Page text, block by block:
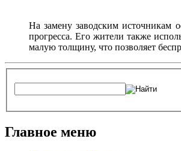
На замену заводским источникам
прогресса. Его жители также
малую толщину, что позволяет
Главное меню